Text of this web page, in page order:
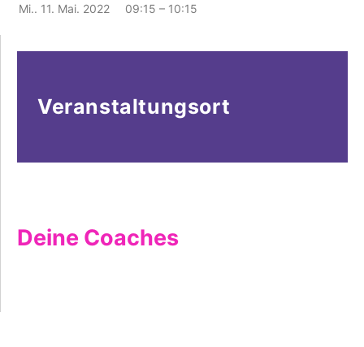
Mi.. 11. Mai. 2022
09:15 – 10:15
Veranstaltungsort
Deine Coaches